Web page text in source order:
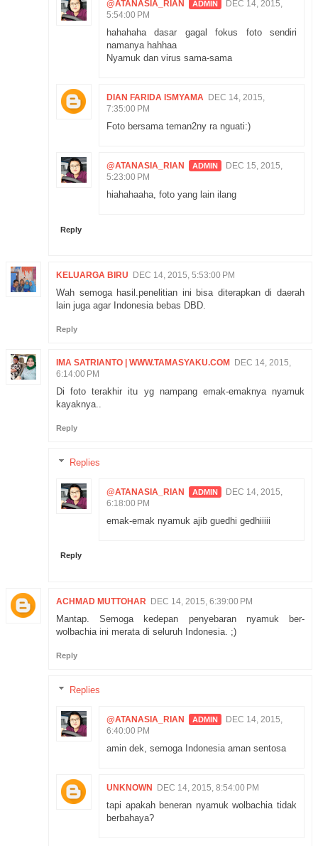
@ATANASIA_RIAN
DEC 14, 2015,
5:54:00 PM
hahahaha dasar gagal fokus foto sendiri
namanya hahhaa
Nyamuk dan virus sama-sama
DIAN FARIDA ISMYAMA DEC 14, 2015,
7:35:00 PM
Foto bersama teman2ny ra nguati:)
@ATANASIA_RIAN
DEC 15, 2015,
5:23:00 PM
hiahahaaha, foto yang lain ilang
Reply
KELUARGA BIRU DEC 14, 2015, 5:53:00 PM
Wah semoga hasil.penelitian ini bisa diterapkan di daerah
lain juga agar Indonesia bebas DBD.
Reply
IMA SATRIANTO | WWW.TAMASYAKU.COM
DEC 14, 2015,
6:14:00 PM
Di foto terakhir itu yg nampang emak-emaknya nyamuk
kayaknya..
Reply
Replies
@ATANASIA_RIAN
DEC 14, 2015,
6:18:00 PM
emak-emak nyamuk ajib guedhi gedhiiiii
Reply
ACHMAD MUTTOHAR DEC 14, 2015, 6:39:00 PM
Mantap. Semoga kedepan penyebaran nyamuk ber-
wolbachia ini merata di seluruh Indonesia. ;)
Reply
Replies
@ATANASIA_RIAN
DEC 14, 2015,
6:40:00 PM
amin dek, semoga Indonesia aman sentosa
UNKNOWN DEC 14, 2015, 8:54:00 PM
tapi apakah beneran nyamuk wolbachia tidak
berbahaya?